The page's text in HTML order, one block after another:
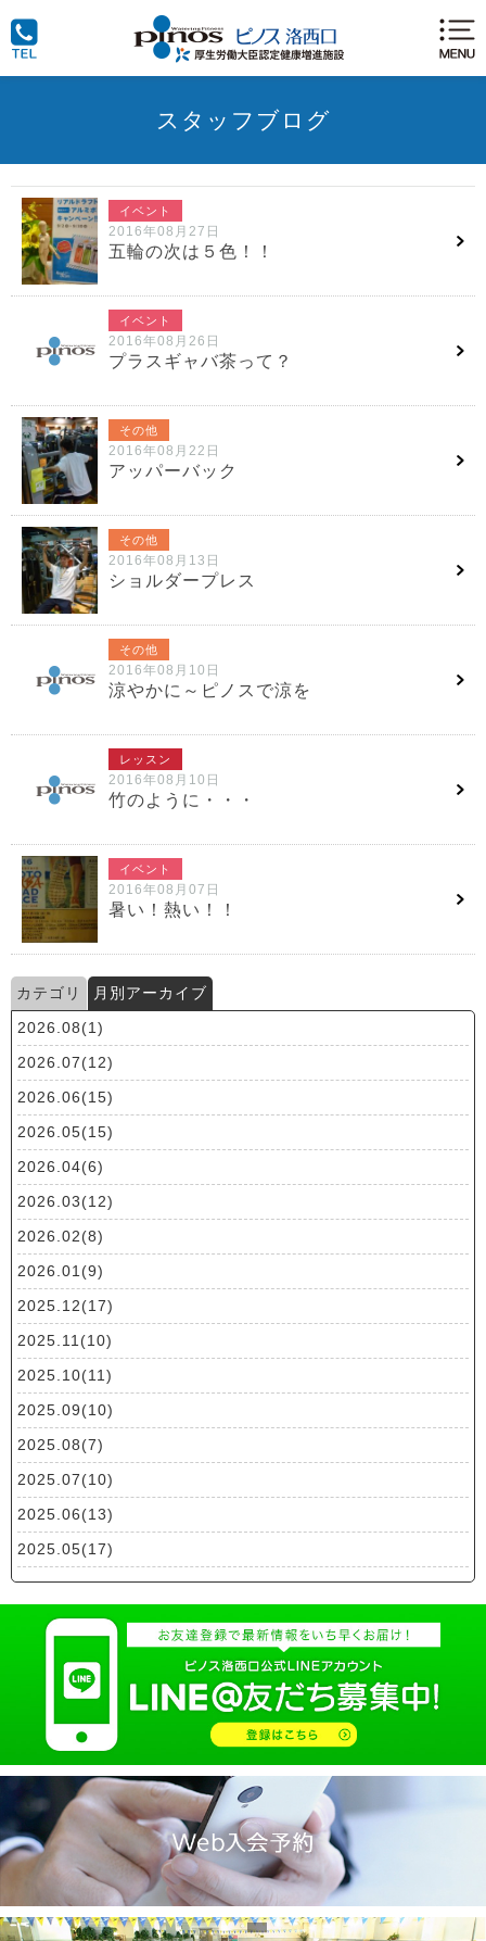
スタッフブログ
イベント
2016年08月27日
五輪の次は５色！！
イベント
2016年08月26日
プラスギャバ茶って？
その他
2016年08月22日
アッパーバック
その他
2016年08月13日
ショルダープレス
その他
2016年08月10日
涼やかに～ピノスで涼を
レッスン
2016年08月10日
竹のように・・・
イベント
2016年08月07日
暑い！熱い！！
カテゴリ
月別アーカイブ
2026.08(1)
2026.07(12)
2026.06(15)
2026.05(15)
2026.04(6)
2026.03(12)
2026.02(8)
2026.01(9)
2025.12(17)
2025.11(10)
2025.10(11)
2025.09(10)
2025.08(7)
2025.07(10)
2025.06(13)
2025.05(17)
2025.04(19)
2025.03(10)
2025.01(14)
2024.12(14)
2024.10(18)
2024.09(15)
2024.08(21)
2024.07(20)
2024.06(29)